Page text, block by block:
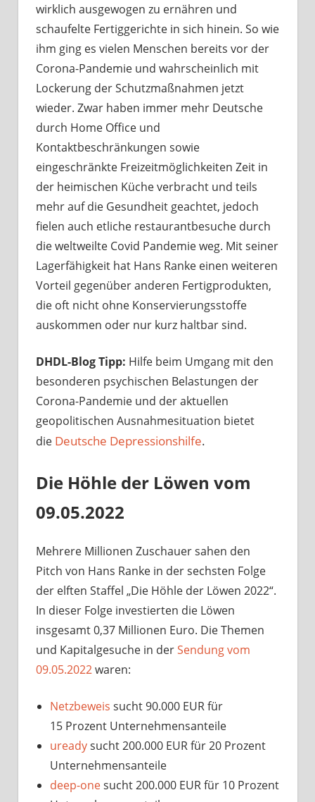
wirklich ausgewogen zu ernähren und
schaufelte Fertiggerichte in sich hinein. So wie
ihm ging es vielen Menschen bereits vor der
Corona-Pandemie und wahrscheinlich mit
Lockerung der Schutzmaßnahmen jetzt
wieder. Zwar haben immer mehr Deutsche
durch Home Office und
Kontaktbeschränkungen sowie
eingeschränkte Freizeitmöglichkeiten Zeit in
der heimischen Küche verbracht und teils
mehr auf die Gesundheit geachtet, jedoch
fielen auch etliche restaurantbesuche durch
die weltweilte Covid Pandemie weg. Mit seiner
Lagerfähigkeit hat Hans Ranke einen weiteren
Vorteil gegenüber anderen Fertigprodukten,
die oft nicht ohne Konservierungsstoffe
auskommen oder nur kurz haltbar sind.
DHDL-Blog Tipp: Hilfe beim Umgang mit den
besonderen psychischen Belastungen der
Corona-Pandemie und der aktuellen
geopolitischen Ausnahmesituation bietet
die Deutsche Depressionshilfe.
Die Höhle der Löwen vom
09.05.2022
Mehrere Millionen Zuschauer sahen den
Pitch von Hans Ranke in der sechsten Folge
der elften Staffel „Die Höhle der Löwen 2022“.
In dieser Folge investierten die Löwen
insgesamt 0,37 Millionen Euro. Die Themen
und Kapitalgesuche in derSendung vom
09.05.2022waren:
Netzbeweis sucht 90.000 EUR für
15 Prozent Unternehmensanteile
ureadysucht 200.000 EUR für 20 Prozent
Unternehmensanteile
deep-onesucht 200.000 EUR für 10 Prozent